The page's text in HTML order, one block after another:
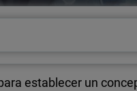
establecer un